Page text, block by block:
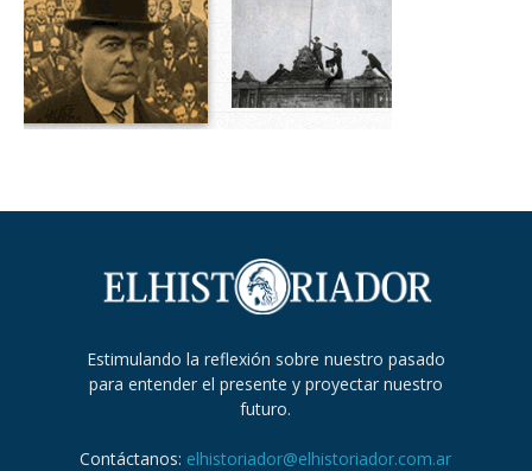
Estimulando la reflexión sobre nuestro pasado
para entender el presente y proyectar nuestro
futuro.
Contáctanos: elhistoriador@elhistoriador.com.ar